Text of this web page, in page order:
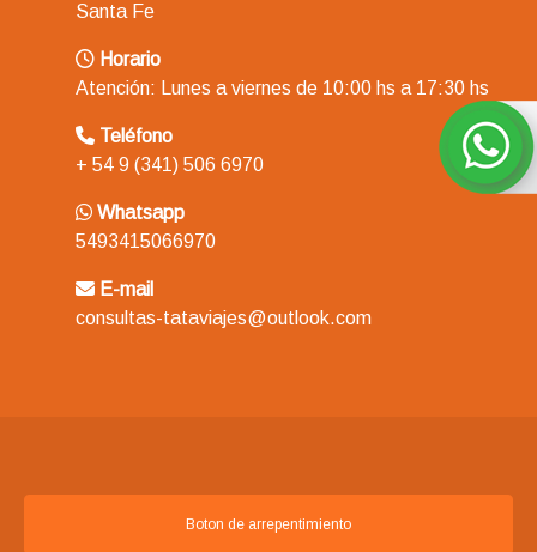
Santa Fe
Horario
Atención: Lunes a viernes de 10:00 hs a 17:30 hs
Teléfono
+ 54 9 (341) 506 6970
Whatsapp
5493415066970
E-mail
consultas-tataviajes@outlook.com
Boton de arrepentimiento